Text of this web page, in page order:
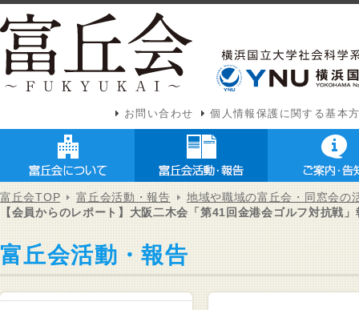
お問い合わせ 個人情報保護に関する基本
富丘会TOP 富丘会活動・報告
地域や職域の富丘会・同窓会の
【会員からのレポート】大阪二木会「第41回金港会ゴルフ対抗戦
富丘会活動・報告